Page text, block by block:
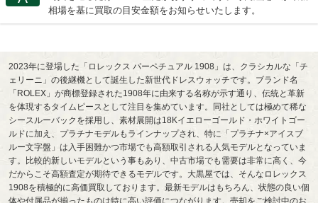
相場を基に買取の目安金額をお知らせいたします。
2023年に登場した「ロレックス パーペチュアル 1908」は、クラシカルな「チ
ェリーニ」の後継機として誕生した新世代ドレスウォッチです。ブランド名
「ROLEX」が商標登録された1908年に由来する名称が示す通り、伝統と革新
を体現するタイムピースとして注目を集めています。同社としては極めて稀な
シースルーバックを採用し、素材展開は18Kイエローゴールド・ホワイトゴー
ルドに加え、プラチナモデルもラインナップされ、特に「プラチナ×アイスブ
ルー文字盤」は入手困難かつ市場でも高額取引される人気モデルとなっていま
す。比較的新しいモデルという事もあり、中古市場でも需要は非常に高く、今
だからこそ高額査定が期待できるモデルです。大黒屋では、そんなロレックス
1908を積極的に高価買取しております。最新モデルはもちろん、状態の良い個